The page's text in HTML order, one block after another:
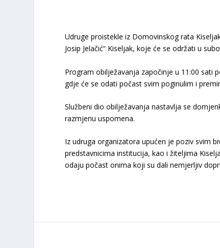
Udruge proistekle iz Domovinskog rata
Josip Jelačić“ Kiseljak, koje će se održati u
Program obilježavanja započinje u 11:00 sati
gdje će se odati počast svim poginulim i
Službeni dio obilježavanja nastavlja se
razmjenu uspomena.
Iz udruga organizatora upućen je poziv svim
predstavnicima institucija, kao i žiteljima
odaju počast onima koji su dali nemjerljiv